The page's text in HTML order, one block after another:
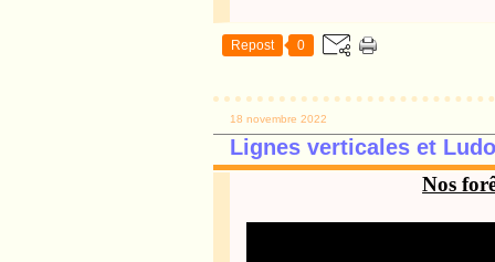
Repost 0
18 novembre 2022
Lignes verticales et
Nos